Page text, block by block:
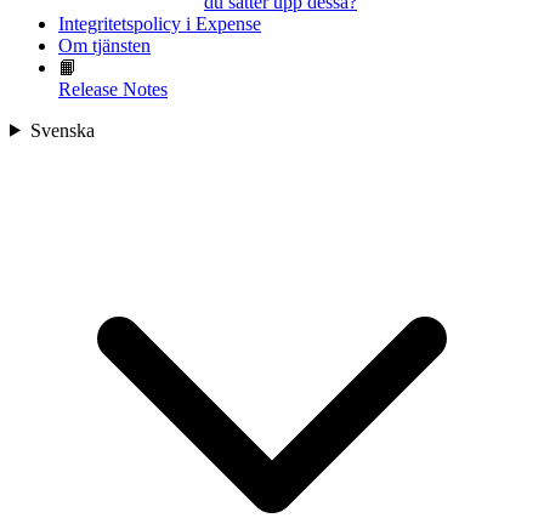
Integritetspolicy i Expense
Om tjänsten
📙
Release Notes
Svenska